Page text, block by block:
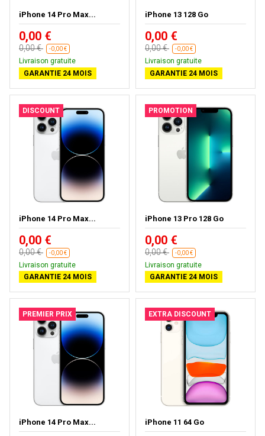
iPhone 14 Pro Max...
0,00 €
0,00 € -0,00 €
Livraison gratuite
GARANTIE 24 MOIS
iPhone 13 128 Go
0,00 €
0,00 € -0,00 €
Livraison gratuite
GARANTIE 24 MOIS
DISCOUNT
iPhone 14 Pro Max...
0,00 €
0,00 € -0,00 €
Livraison gratuite
GARANTIE 24 MOIS
PROMOTION
iPhone 13 Pro 128 Go
0,00 €
0,00 € -0,00 €
Livraison gratuite
GARANTIE 24 MOIS
PREMIER PRIX
iPhone 14 Pro Max...
EXTRA DISCOUNT
iPhone 11 64 Go